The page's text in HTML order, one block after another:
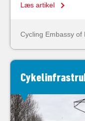
Læs artikel
Cycling Embassy of